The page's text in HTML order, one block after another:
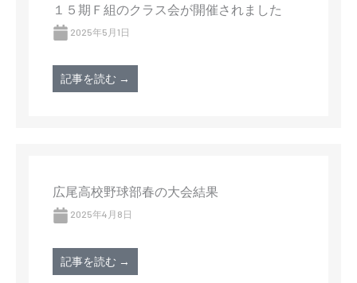
１５期Ｆ組のクラス会が開催されました
2025年5月1日
記事を読む →
広尾高校野球部春の大会結果
2025年4月8日
記事を読む →